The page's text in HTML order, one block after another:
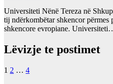
Universiteti Nënë Tereza në
tij ndërkombëtar shkencor përmes
shkencore evropiane.
Lëvizje te postimet
1 2 … 4